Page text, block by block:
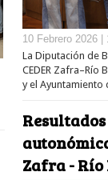
10 Febrero 2026 |
La Diputación de
CEDER Zafra–Río
y el Ayuntamiento
Zafra - Río